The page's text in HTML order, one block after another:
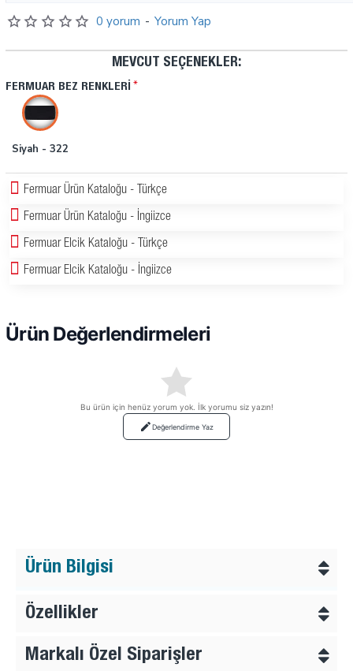
0 yorum - Yorum Yap
MEVCUT SEÇENEKLER:
FERMUAR BEZ RENKLERI
Siyah - 322
Fermuar Ürün Kataloğu - Türkçe
Fermuar Ürün Kataloğu - İngiizce
Fermuar Elcik Kataloğu - Türkçe
Fermuar Elcik Kataloğu - İngiizce
Ürün Değerlendirmeleri
Bu ürün için henüz yorum yok. İlk yorumu siz yazın!
Değerlendirme Yaz
Ürün Bilgisi
Özellikler
Markalı Özel Siparişler